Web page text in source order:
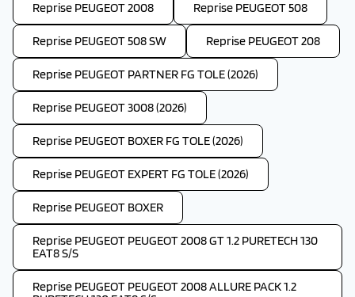
Reprise PEUGEOT 2008 Reprise PEUGEOT 508
Reprise PEUGEOT 508 SW Reprise PEUGEOT 208
Reprise PEUGEOT PARTNER FG TOLE (2026)
Reprise PEUGEOT 3008 (2026)
Reprise PEUGEOT BOXER FG TOLE (2026)
Reprise PEUGEOT EXPERT FG TOLE (2026)
Reprise PEUGEOT BOXER
Reprise PEUGEOT PEUGEOT 2008 GT 1.2 PURETECH 130
EAT8 S/S
Reprise PEUGEOT PEUGEOT 2008 ALLURE PACK 1.2